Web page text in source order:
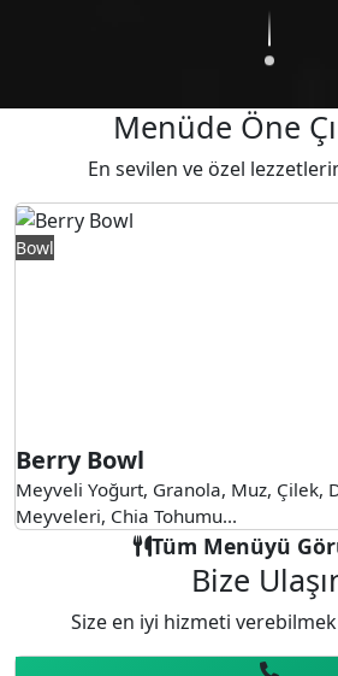
Menüde Öne
En sevilen ve özel
415,00 TL
Bowl
Berry Bowl
Meyveli Yoğurt, Granola, Muz, Çilek,
Meyveleri, Chia Tohumu...
Tüm Menüyü
Bize
Size en iyi hizmeti